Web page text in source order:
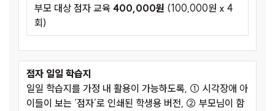
부모 대상 점자 교육 400,000원 (100,000원 x 4
회)
점자 일일 학습지
일일 학습지를 가정 내 활용이 가능하도록, ① 시각장애 아
이들이 보는 ‘점자’로 인쇄된 학생용 버전, ② 부모님이 함